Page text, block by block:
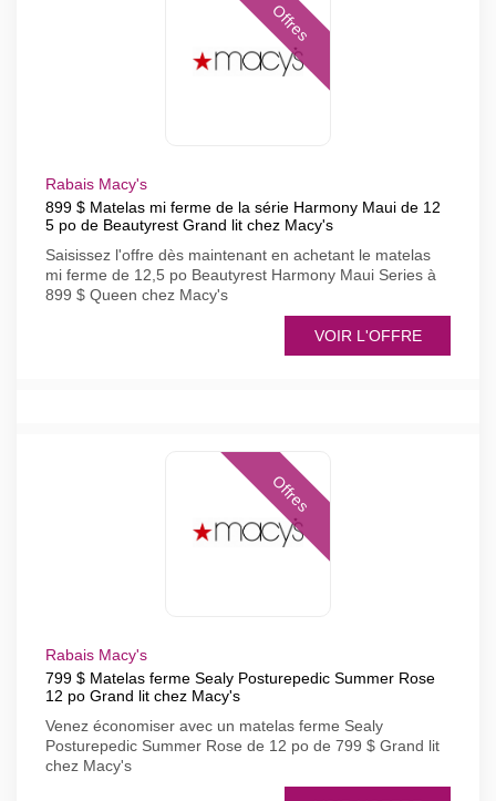
Offres
Rabais Macy's
899 $ Matelas mi ferme de la série Harmony Maui de 12
5 po de Beautyrest Grand lit chez Macy's
Saisissez l'offre dès maintenant en achetant le matelas
mi ferme de 12,5 po Beautyrest Harmony Maui Series à
899 $ Queen chez Macy's
VOIR L'OFFRE
Offres
Rabais Macy's
799 $ Matelas ferme Sealy Posturepedic Summer Rose
12 po Grand lit chez Macy's
Venez économiser avec un matelas ferme Sealy
Posturepedic Summer Rose de 12 po de 799 $ Grand lit
chez Macy's